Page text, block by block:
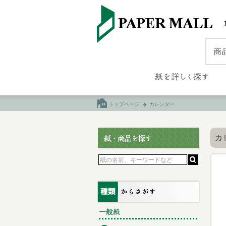
トップページ カレンダー
カ